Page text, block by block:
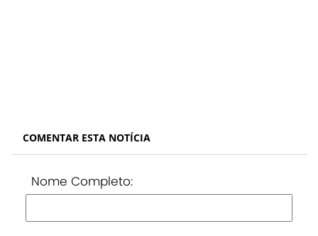
COMENTAR ESTA NOTÍCIA
Nome Completo: